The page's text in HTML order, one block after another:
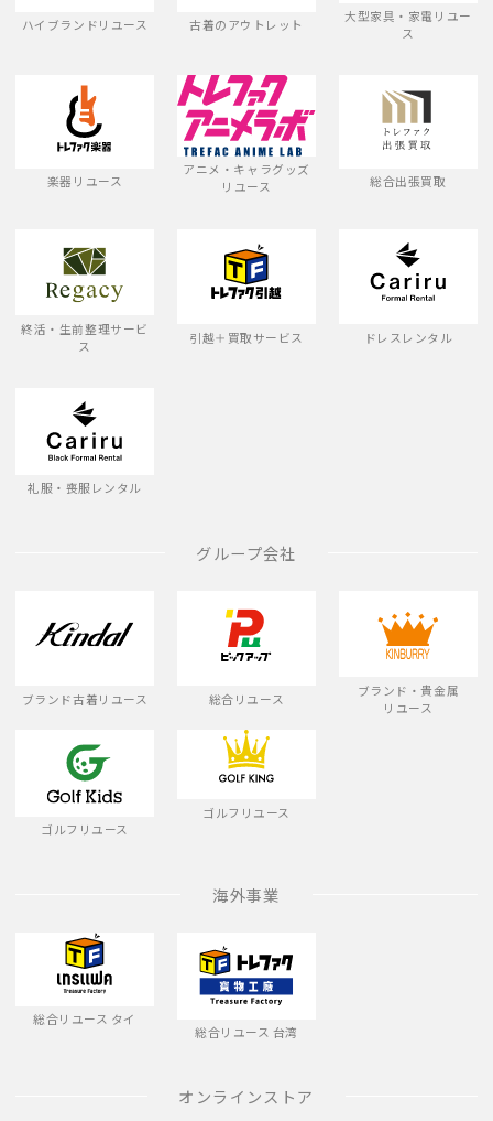
ハイブランドリユース 古着のアウトレット
大型家具・家電リユー
ス
楽器リユース
アニメ・キャラグッズ
リユース
総合出張買取
終活・生前整理サービ
ス
引越＋買取サービス ドレスレンタル
礼服・喪服レンタル
グループ会社
ブランド古着リユース 総合リユース
ブランド・貴金属
リユース
ゴルフリユース
ゴルフリユース
海外事業
総合リユース タイ
総合リユース 台湾
オンラインストア